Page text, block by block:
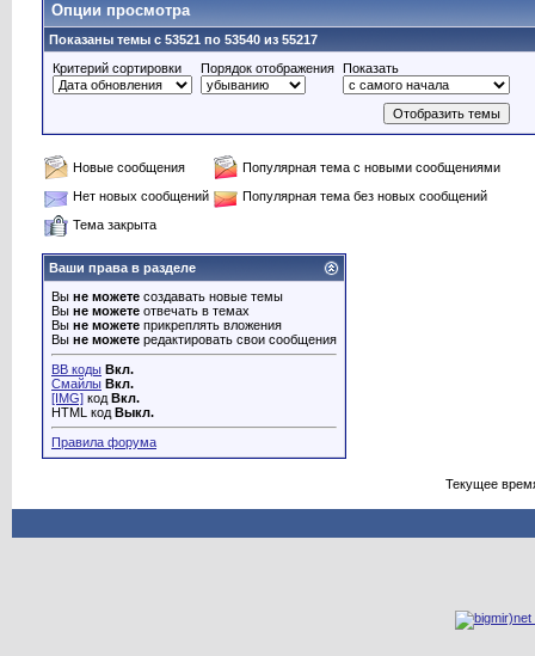
Опции просмотра
Показаны темы с 53521 по 53540 из 55217
Критерий сортировки
Порядок отображения Показать
Новые сообщения
Популярная тема с новыми сообщениями
Нет новых сообщений
Популярная тема без новых сообщений
Тема закрыта
Ваши права в разделе
Вы не можете создавать новые темы
Вы не можете отвечать в темах
Вы не можете прикреплять вложения
Вы не можете редактировать свои сообщения
BB коды Вкл.
Смайлы Вкл.
[IMG] код Вкл.
HTML код Выкл.
Правила форума
Текущее